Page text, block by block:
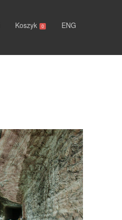
Koszyk 0 ENG